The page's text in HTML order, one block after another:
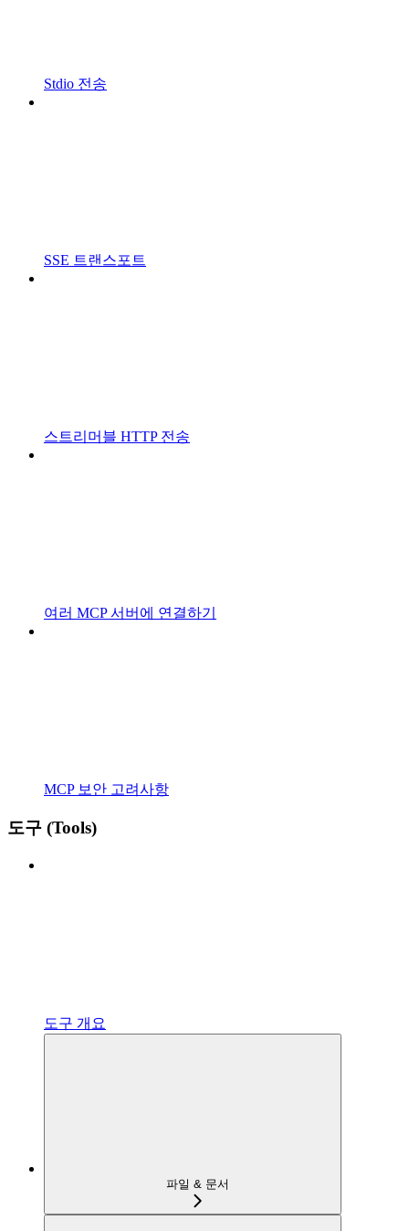
Stdio 전송
SSE 트랜스포트
스트리머블 HTTP 전송
여러 MCP 서버에 연결하기
MCP 보안 고려사항
도구 (Tools)
도구 개요
파일 & 문서